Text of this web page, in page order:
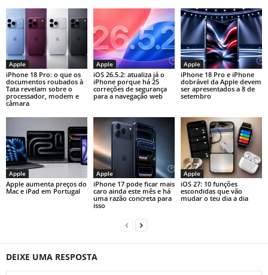
Apple
iPhone 18 Pro: o que os
documentos roubados à
Tata revelam sobre o
processador, modem e
câmara
Apple
iOS 26.5.2: atualiza já o
iPhone porque há 25
correções de segurança
para a navegação web
Apple
iPhone 18 Pro e iPhone
dobrável da Apple devem
ser apresentados a 8 de
setembro
Apple
Apple aumenta preços do
Mac e iPad em Portugal
Apple
iPhone 17 pode ficar mais
caro ainda este mês e há
uma razão concreta para
isso
Apple
iOS 27: 10 funções
escondidas que vão
mudar o teu dia a dia
DEIXE UMA RESPOSTA